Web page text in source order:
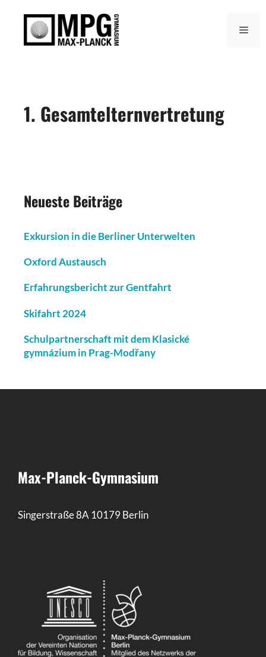
springen
1. Gesamtelternvertretung
Neueste Beiträge
Exkursion in die Berliner Unterwelten
Oxford Austausch
Erfahrungsbericht zur Gentfahrt
Skifahrt 2024
Schulpartnerschaft mit dem Klasické
gymnázium in Prag-Modřany
Max-Planck-Gymnasium
Singerstraße 8A 10179 Berlin